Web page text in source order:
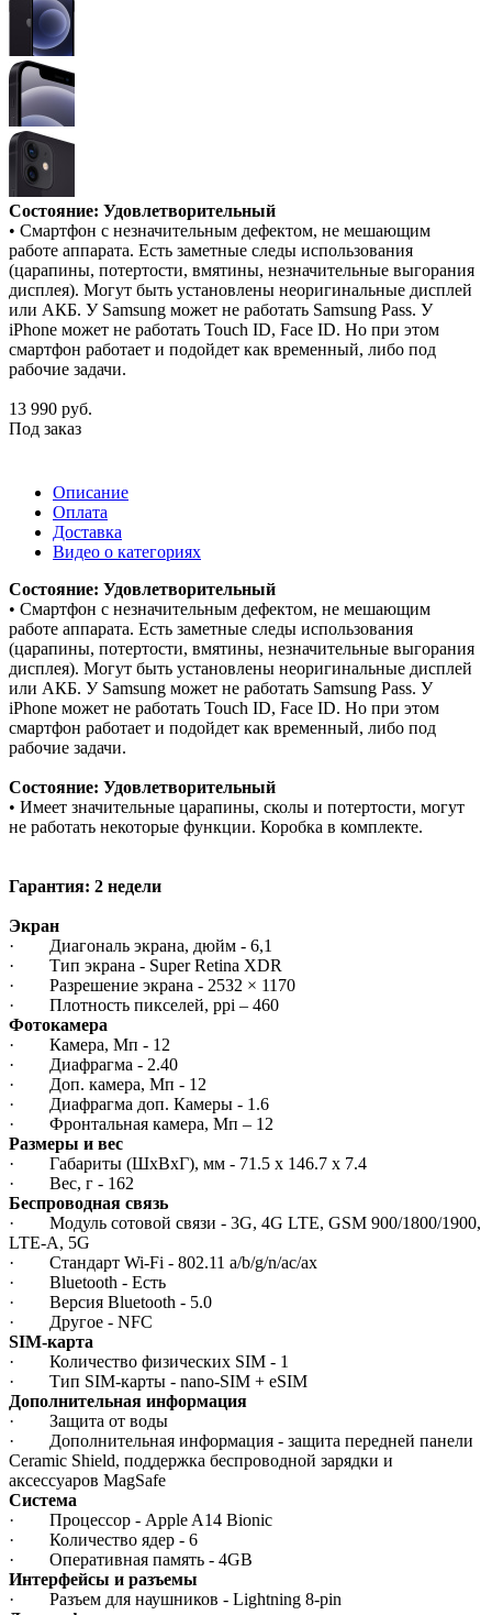
Состояние: Удовлетворительный
• Смартфон с незначительным дефектом, не мешающим
работе аппарата. Есть заметные следы использования
(царапины, потертости, вмятины, незначительные выгорания
дисплея). Могут быть установлены неоригинальные дисплей
или АКБ. У Samsung может не работать Samsung Pass. У
iPhone может не работать Touch ID, Face ID. Но при этом
смартфон работает и подойдет как временный, либо под
рабочие задачи.
13 990 руб.
Под заказ
Описание
Оплата
Доставка
Видео о категориях
Состояние: Удовлетворительный
• Смартфон с незначительным дефектом, не мешающим
работе аппарата. Есть заметные следы использования
(царапины, потертости, вмятины, незначительные выгорания
дисплея). Могут быть установлены неоригинальные дисплей
или АКБ. У Samsung может не работать Samsung Pass. У
iPhone может не работать Touch ID, Face ID. Но при этом
смартфон работает и подойдет как временный, либо под
рабочие задачи.
Состояние: Удовлетворительный
• Имеет значительные царапины, сколы и потертости, могут
не работать некоторые функции. Коробка в комплекте.
Гарантия: 2 недели
Экран
· Диагональ экрана, дюйм - 6,1
· Тип экрана - Super Retina XDR
· Разрешение экрана - 2532 × 1170
· Плотность пикселей, ppi – 460
Фотокамера
· Камера, Мп - 12
· Диафрагма - 2.40
· Доп. камера, Мп - 12
· Диафрагма доп. Камеры - 1.6
· Фронтальная камера, Мп – 12
Размеры и вес
· Габариты (ШxВxГ), мм - 71.5 x 146.7 x 7.4
· Вес, г - 162
Беспроводная связь
· Модуль сотовой связи - 3G, 4G LTE, GSM 900/1800/1900,
LTE-A, 5G
· Стандарт Wi-Fi - 802.11 a/b/g/n/ac/ax
· Bluetooth - Есть
· Версия Bluetooth - 5.0
· Другое - NFC
SIM-карта
· Количество физических SIM - 1
· Тип SIM-карты - nano-SIM + eSIM
Дополнительная информация
· Защита от воды
· Дополнительная информация - защита передней панели
Ceramic Shield, поддержка беспроводной зарядки и
аксессуаров MagSafe
Система
· Процессор - Apple A14 Bionic
· Количество ядер - 6
· Оперативная память - 4GB
Интерфейсы и разъемы
· Разъем для наушников - Lightning 8-pin